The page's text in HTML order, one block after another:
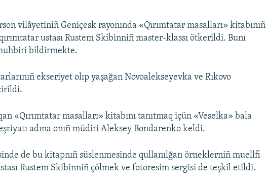
vilâyetiniñ Geniçesk rayonında «Qırımtatar masalları» kitabınıñ
ustası Rustem Skibinniñ master-klassı ötkerildi. Bunı
bildirmekte.
ekseriyet olıp yaşağan Novoalekseyevka ve Rıkovo
«Qırımtatar masalları» kitabını tanıtmaq içün «Veselka» bala
adına onıñ müdiri Aleksey Bondarenko keldi.
de bu kitapnıñ süslenmesinde qullanılğan örneklerniñ muellfi
Rustem Skibinniñ çölmek ve fotoresim sergisi de teşkil etildi.